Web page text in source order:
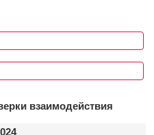
взаимодействия